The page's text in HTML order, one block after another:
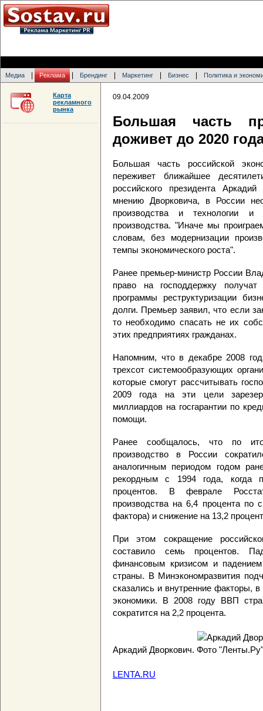
Медиа Реклама Брендинг Маркетинг Бизнес Политика и
09.04.2009
Большая часть
доживет до 2020
Большая часть российской
переживет ближайшее
российского президента
мнению Дворковича, в России
производства и технологии и
производства. "Иначе мы
словам, без модернизации
темпы экономического роста".
Ранее премьер-министр России
право на господдержку
программы реструктуризации
долги. Премьер заявил, что если
то необходимо спасать не их
этих предприятиях гражданах.
Напомним, что в декабре 2008
трехсот системообразующих
которые смогут рассчитывать
2009 года на эти цели
миллиардов на госгарантии по
помощи.
Ранее сообщалось, что по
производство в России
аналогичным периодом годом
рекордным с 1994 года, когда
процентов. В феврале
производства на 6,4 процента по
фактора) и снижение на 13,2
При этом сокращение
составило семь процентов.
финансовым кризисом и
страны. В Минэкономразвития
сказались и внутренние факторы,
экономики. В 2008 году ВВП
сократится на 2,2 процента.
Аркадий Дворкович. Фото "Ленты.Ру"
LENTA.RU
Карта
рекламного
рынка